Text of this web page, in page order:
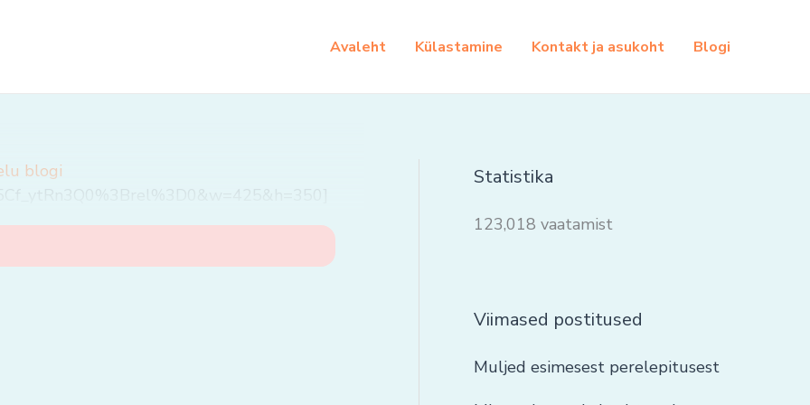
Avaleht Külastamine Kontakt ja asukoht Blogi
blogi
Statistika
123,018 vaatamist
Viimased postitused
Muljed esimesest perelepitusest